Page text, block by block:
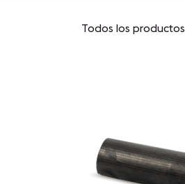
Todos los productos